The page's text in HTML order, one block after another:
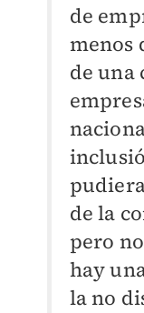
de
menos
de una
de la
pero
hay
la no